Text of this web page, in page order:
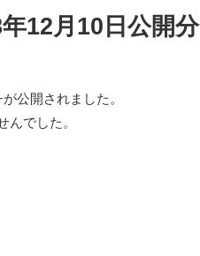
12月10日公開分
公開されました。
でした。